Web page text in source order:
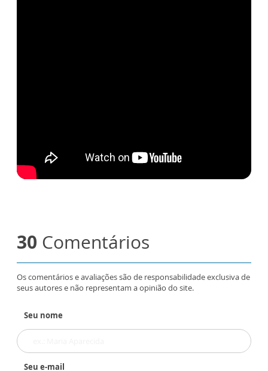
30 Comentários
Os comentários e avaliações são de responsabilidade exclusiva de
seus autores e não representam a opinião do site.
Seu nome
Seu e-mail